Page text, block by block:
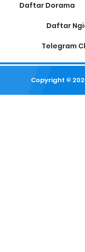
Daftar Dorama
Daftar
Telegram
Copyright ©